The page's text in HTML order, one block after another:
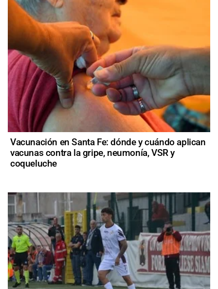
Vacunación en Santa Fe: dónde y cuándo aplican
vacunas contra la gripe, neumonía, VSR y
coqueluche